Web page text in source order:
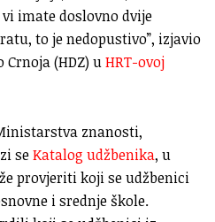
imate doslovno dvije
to je nedopustivo”, izjavio
(HDZ) uHRT-ovoj
znanosti,
seKatalog udžbenika, u
provjeriti koji se udžbenici
i srednje škole.